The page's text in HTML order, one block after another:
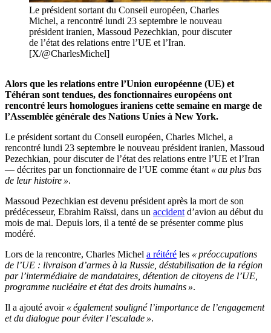
Le président sortant du Conseil européen, Charles
Michel, a rencontré lundi 23 septembre le nouveau
président iranien, Massoud Pezechkian, pour discuter
de l’état des relations entre l’UE et l’Iran.
[X/@CharlesMichel]
Alors que les relations entre l’Union européenne (UE) et
Téhéran sont tendues, des fonctionnaires européens ont
rencontré leurs homologues iraniens cette semaine en marge de
l’Assemblée générale des Nations Unies à New York.
Le président sortant du Conseil européen, Charles Michel, a
rencontré lundi 23 septembre le nouveau président iranien, Massoud
Pezechkian, pour discuter de l’état des relations entre l’UE et l’Iran
— décrites par un fonctionnaire de l’UE comme étant « au plus bas
de leur histoire ».
Massoud Pezechkian est devenu président après la mort de son
prédécesseur, Ebrahim Raïssi, dans un accident d’avion au début du
mois de mai. Depuis lors, il a tenté de se présenter comme plus
modéré.
Lors de la rencontre, Charles Michel a réitéré les « préoccupations
de l’UE : livraison d’armes à la Russie, déstabilisation de la région
par l’intermédiaire de mandataires, détention de citoyens de l’UE,
programme nucléaire et état des droits humains ».
Il a ajouté avoir« également souligné l’importance de l’engagement
et du dialogue pour éviter l’escalade ».